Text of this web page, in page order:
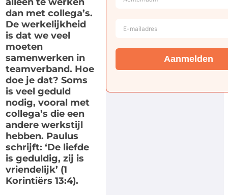
dan met collega’s.
De werkelijkheid
is dat we veel
moeten
samenwerken in
teamverband. Hoe
doe je dat? Soms
is veel geduld
nodig, vooral met
collega’s die een
andere werkstijl
hebben. Paulus
schrijft: ‘De liefde
is geduldig, zij is
vriendelijk’ (1
Korintiërs 13:4).
Aanmelden